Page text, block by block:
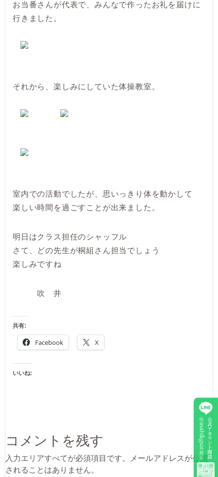
お当番さんが代表で、みんなで作ったお礼を届けに
行きました。
それから、楽しみにしていた体操教室。
室内での活動でしたが、思いっきり体を動かして
楽しい時間を過ごすことが出来ました。
明日はクラス担任のシャッフル
さて、どの先生が桐組さん担当でしょう
楽しみですね
吹 井
共有:
Facebook X
いいね:
コメントを残す
入力エリアすべてが必須項目です。メールアドレスが公開
されることはありません。